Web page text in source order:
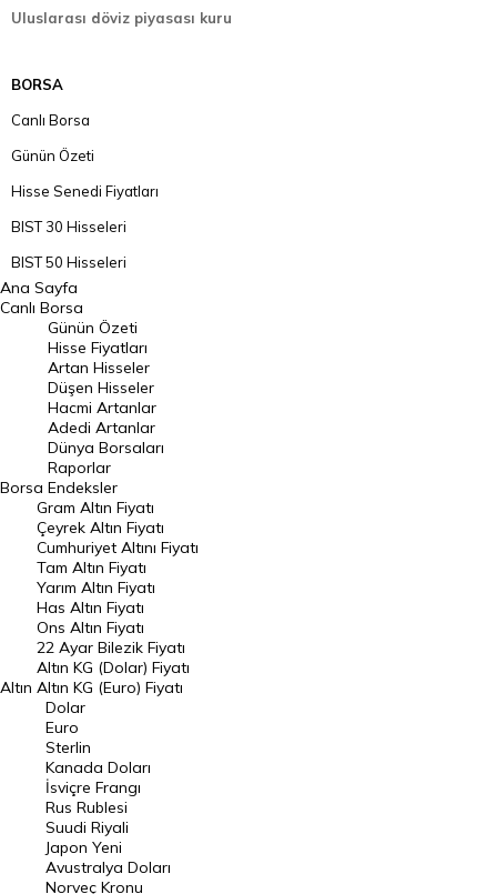
Uluslarası döviz piyasası kuru
BORSA
Canlı Borsa
Günün Özeti
Hisse Senedi Fiyatları
BIST 30 Hisseleri
BIST 50 Hisseleri
BIST 100 Hisseleri
En Çok Artan Hisseler
En Çok Düşen Hisseler
Hacmi Artanlar
Geçmiş Kapanışlar
Dünya Borsaları
Raporlar
Endeksler
DÖVİZ
Döviz Kuru
Dolar Kuru
Euro Kuru
Pound Kuru
Frank Kuru
Riyal Kuru
Avustralya Doları
Danimarka Kronu Kuru
Ana Sayfa
Canlı Borsa
Borsa
Günün Özeti
Hisse Fiyatları
Artan Hisseler
Düşen Hisseler
Hacmi Artanlar
Adedi Artanlar
Dünya Borsaları
Raporlar
Endeksler
Altın
Gram Altın Fiyatı
Çeyrek Altın Fiyatı
Cumhuriyet Altını Fiyatı
Tam Altın Fiyatı
Yarım Altın Fiyatı
Has Altın Fiyatı
Ons Altın Fiyatı
22 Ayar Bilezik Fiyatı
Altın KG (Dolar) Fiyatı
Altın KG (Euro) Fiyatı
Dolar
Euro
Sterlin
Kanada Doları
İsviçre Frangı
Rus Rublesi
Suudi Riyali
Japon Yeni
Avustralya Doları
Norveç Kronu